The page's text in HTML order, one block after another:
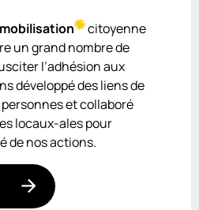
mobilisation
citoyenne
un grand nombre de
l’adhésion aux
développé des liens de
et collaboré
locaux-ales pour
de nos actions.